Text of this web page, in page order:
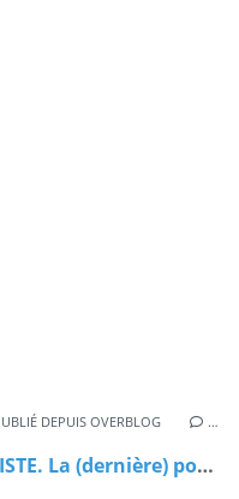
DEPUIS OVERBLOG …
GAZ DE SCHISTE. La (dernière) position du gouvernement français